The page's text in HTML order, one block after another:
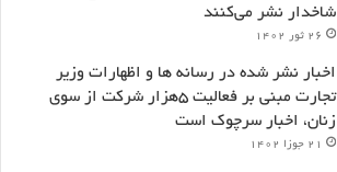
شاخدار نشر می‌کنند
۲۶ ثور ۱۴۰۲
اخبار نشر شده در رسانه ها و اظهارات وزیر
تجارت مبنی بر فعالیت ۵هزار شرکت از سوی
زنان، اخبار سرچوک است
۲۱ جوزا ۱۴۰۲